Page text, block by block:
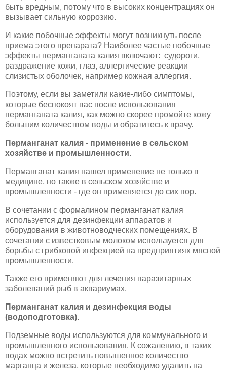
быть вредным, потому что в высоких концентрациях он
вызывает сильную коррозию.
И какие побочные эффекты могут возникнуть после
приема этого препарата? Наиболее частые побочные
эффекты перманганата калия включают: судороги,
раздражение кожи, глаз, аллергические реакции
слизистых оболочек, например кожная аллергия.
Поэтому, если вы заметили какие-либо симптомы,
которые беспокоят вас после использования
перманганата калия, как можно скорее промойте кожу
большим количеством воды и обратитесь к врачу.
Перманганат калия - применение в сельском
хозяйстве и промышленности.
Перманганат калия нашел применение не только в
медицине, но также в сельском хозяйстве и
промышленности - где он применяется до сих пор.
В сочетании с формалином перманганат калия
используется для дезинфекции аппаратов и
оборудования в животноводческих помещениях. В
сочетании с известковым молоком используется для
борьбы с грибковой инфекцией на предприятиях мясной
промышленности.
Также его применяют для лечения паразитарных
заболеваний рыб в аквариумах.
Перманганат калия и дезинфекция воды
(водоподготовка).
Подземные воды используются для коммунального и
промышленного использования. К сожалению, в таких
водах можно встретить повышенное количество
марганца и железа, которые необходимо удалить на